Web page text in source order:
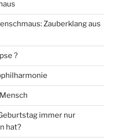
Zauberklang aus
?
immer nur
hat?